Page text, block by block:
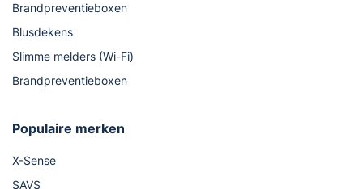
Brandpreventieboxen
Blusdekens
Slimme melders (Wi-Fi)
Brandpreventieboxen
Populaire merken
X-Sense
SAVS